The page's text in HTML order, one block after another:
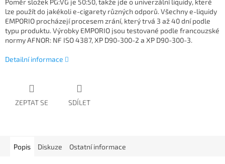
lze použít do jakékoli e-cigarety různých odporů. Všechny e-liquidy
EMPORIO procházejí procesem zrání, který trvá 3 až 40 dní podle
typu produktu. Výrobky EMPORIO jsou testované podle francouzské
normy AFNOR: NF ISO 4387, XP D90-300-2 a XP D90-300-3.
Detailní informace
ZEPTAT SE SDÍLET
Popis Diskuze Ostatní informace